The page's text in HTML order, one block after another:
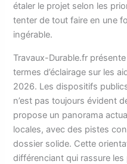
étaler le projet selon les
tenter de tout faire en une
ingérable.
Travaux-Durable.fr
termes d’éclairage sur les
2026. Les dispositifs
n’est pas toujours évident
propose un panorama
locales, avec des pistes
dossier solide. Cette
différenciant qui rassure